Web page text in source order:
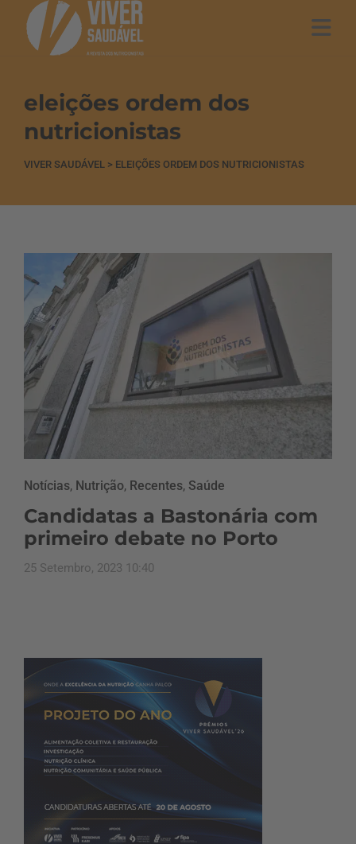
eleições ordem dos
nutricionistas
VIVER SAUDÁVEL > ELEIÇÕES ORDEM DOS NUTRICIONISTAS
Notícias, Nutrição, Recentes, Saúde
Candidatas a Bastonária com
primeiro debate no Porto
25 Setembro, 2023 10:40